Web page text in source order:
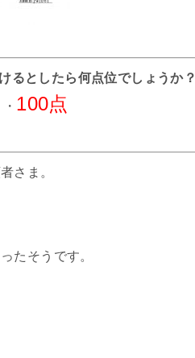
るとしたら何点位でしょうか？
100点
さま。
たそうです。